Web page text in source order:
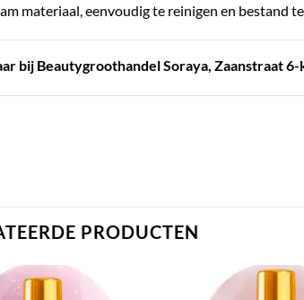
materiaal, eenvoudig te reinigen en bestand
bij Beautygroothandel Soraya, Zaanstraat 6-
PRODUCTEN